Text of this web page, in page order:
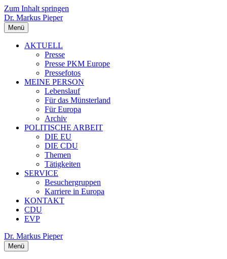
Zum Inhalt springen
Dr. Markus Pieper
Menü
AKTUELL
Presse
Presse PKM Europe
Pressefotos
MEINE PERSON
Lebenslauf
Für das Münsterland
Für Europa
Archiv
POLITISCHE ARBEIT
DIE EU
DIE CDU
Themen
Tätigkeiten
SERVICE
Besuchergruppen
Karriere in Europa
KONTAKT
CDU
EVP
Dr. Markus Pieper
Menü